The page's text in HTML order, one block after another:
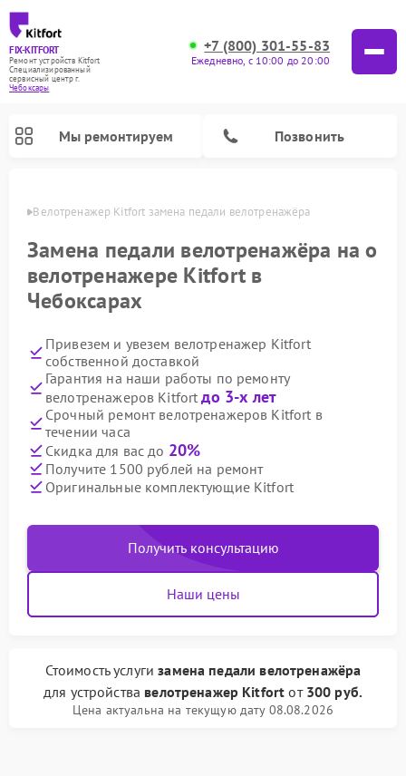
FIX-KITFORT
Ремонт устройств Kitfort
Специализированный
cервисный центр г.
Чебоксары
+7 (800) 301-55-83
Ежедневно, с 10:00 до 20:00
Мы ремонтируем Позвонить
Велотренажер Kitfort замена педали велотренажёра
Замена педали велотренажёра на о
велотренажере Kitfort в
Чебоксарах
Привезем и увезем велотренажер Kitfort
собственной доставкой
Гарантия на наши работы по ремонту
велотренажеров Kitfortдо 3-х лет
Срочный ремонт велотренажеров Kitfort в
течении часа
Скидка для вас до 20%
Получите 1500 рублей на ремонт
Оригинальные комплектующие Kitfort
Получить консультацию
Наши цены
Стоимость услугизамена педали велотренажёра
для устройства велотренажер Kitfort от 300 руб.
Цена актуальна на текущую дату 08.08.2026